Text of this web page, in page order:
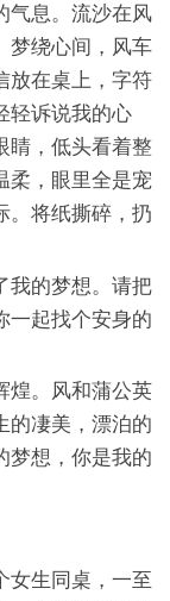
息。流沙在风
梦绕心间，风车
放在桌上，字符
轻诉说我的心
睛，低头看着整
柔，眼里全是宠
。将纸撕碎，扔
的梦想。请把
一起找个安身的
。风和蒲公英
的凄美，漂泊的
梦想，你是我的
生同桌，一至